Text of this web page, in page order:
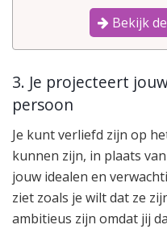
Bekijk
3. Je projecteert
persoon
Je kunt verliefd zijn op
kunnen zijn, in plaats
jouw idealen en
ziet zoals je wilt dat ze
ambitieus zijn omdat jij